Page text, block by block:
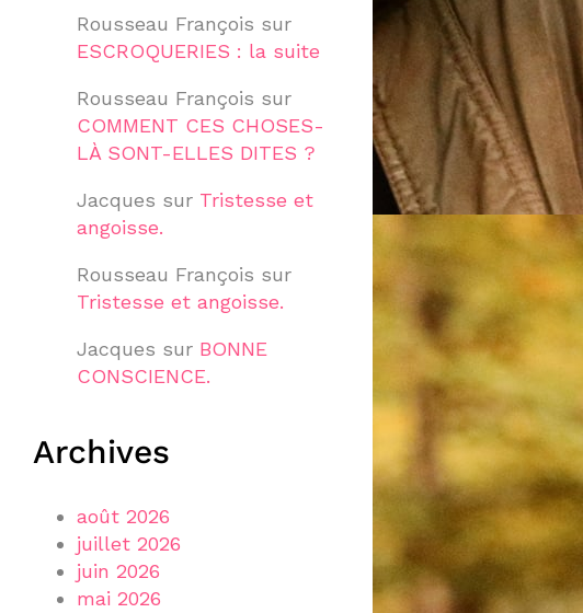
Rousseau François sur
ESCROQUERIES : la suite
Rousseau François sur
COMMENT CES CHOSES-
LÀ SONT-ELLES DITES ?
Jacques sur Tristesse et
angoisse.
Rousseau François sur
Tristesse et angoisse.
Jacques sur BONNE
CONSCIENCE.
Archives
août 2026
juillet 2026
juin 2026
mai 2026